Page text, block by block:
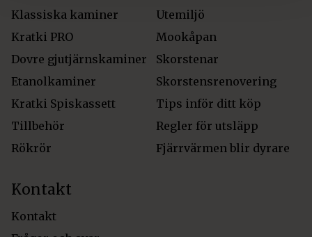
Klassiska kaminer
Kratki PRO
Dovre gjutjärnskaminer
Etanolkaminer
Kratki Spiskassett
Tillbehör
Rökrör
Utemiljö
Mookåpan
Skorstenar
Skorstensrenovering
Tips inför ditt köp
Regler för utsläpp
Fjärrvärmen blir dyrare
Kontakt
Kontakt